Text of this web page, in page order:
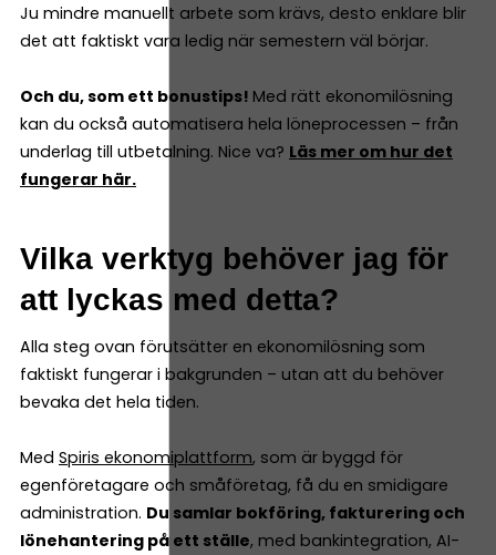
Ju mindre manuellt arbete som krävs, desto enklare blir
det att faktiskt vara ledig när semestern väl börjar.
Och du, som ett bonustips! Med rätt ekonomilösning
kan du också automatisera hela löneprocessen – från
underlag till utbetalning. Nice va? Läs mer om hur det
fungerar här.
Vilka verktyg behöver jag för
att lyckas med detta?
Alla steg ovan förutsätter en ekonomilösning som
faktiskt fungerar i bakgrunden – utan att du behöver
bevaka det hela tiden.
Med Spiris ekonomiplattform, som är byggd för
egenföretagare och småföretag, få du en smidigare
administration. Du samlar bokföring, fakturering och
lönehantering på ett ställe, med bankintegration, AI-